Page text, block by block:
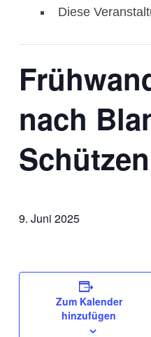
Diese
nach
9. Juni 2025
Zum Kalender
hinzufügen